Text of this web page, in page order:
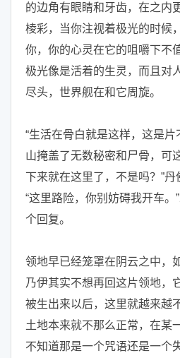
的边角有眼睛和牙齿，在之内
棱彩，当你注视着极光的时候
你，你的心灵在它的咀嚼下不
极光像是活着的生灵，而且对
尽头，世界舰在和它周旋。
“生活在骨白就是这样，这是
山掩盖了无数秘密和尸骨，可
下来就在这里了，不是吗？”丹
“这里路险，你别妨碍我开车。
个回复。
领地早已经笼罩在阴云之中，
乃伊其实不想再回这片领地，
被生出来以后，这里就越来越
土地本来就不那么正常，在某
不知道那是一个咒语还是一个